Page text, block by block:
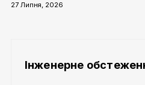
27 Липня, 2026
Інженерне